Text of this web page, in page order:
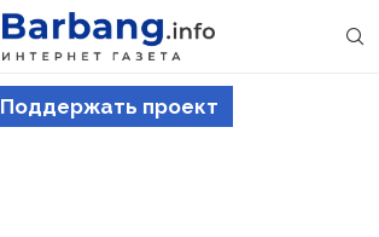
Поддержать проект